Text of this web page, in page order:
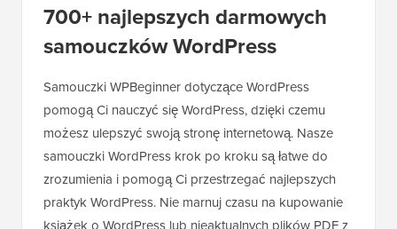
700+ najlepszych darmowych
samouczków WordPress
Samouczki WPBeginner dotyczące WordPress
pomogą Ci nauczyć się WordPress, dzięki czemu
możesz ulepszyć swoją stronę internetową. Nasze
samouczki WordPress krok po kroku są łatwe do
zrozumienia i pomogą Ci przestrzegać najlepszych
praktyk WordPress. Nie marnuj czasu na kupowanie